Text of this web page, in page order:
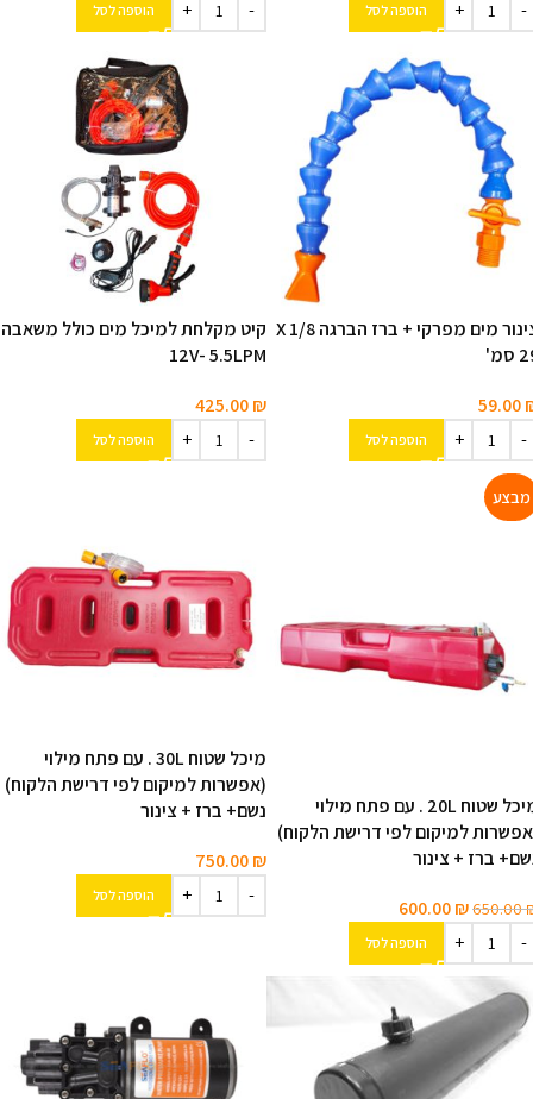
הוספה לסל הוספה לסל
צינור מים מפרקי + ברז הברגה 1/8 X
59.00
הוספה לסל
קיט מקלחת למיכל מים כולל משאבה
12V- 5.5LPM
425.00₪
הוספה לסל
מיכל שטוח 20L . עם פתח מילוי
למיקום לפי דרישת הלקוח)
ברז + צינור
650.00
600.00₪
הוספה לסל
מיכל שטוח 30L . עם פתח מילוי
(אפשרות למיקום לפי דרישת הלקוח)
נשם+ ברז + צינור
750.00₪
הוספה לסל